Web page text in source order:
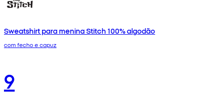
Sweatshirt para menina Stitch 100% algodão
com fecho e capuz
9